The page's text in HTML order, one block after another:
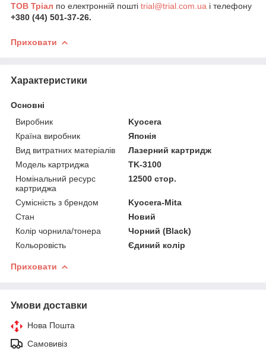
ТОВ Тріал по електронній пошті trial@trial.com.ua і телефону
+380 (44) 501-37-26.
Приховати
Характеристики
Основні
Виробник
Kyocera
Країна виробник
Японія
Вид витратних матеріалів
Лазерний картридж
Модель картриджа
TK-3100
Номінальний ресурс
картриджа
12500 стор.
Сумісність з брендом
Kyocera-Mita
Стан
Новий
Колір чорнила/тонера
Чорний (Black)
Кольоровість
Єдиний колір
Приховати
Умови доставки
Нова Пошта
Самовивіз